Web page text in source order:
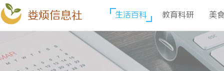
娄烦信息社 生活百科 教育科研 美